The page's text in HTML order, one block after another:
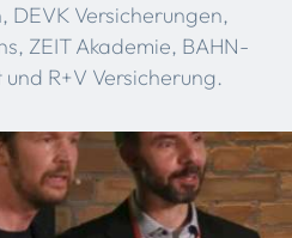
DEVK Versicherungen,
ZEIT Akademie, BAHN-
R+V Versicherung.